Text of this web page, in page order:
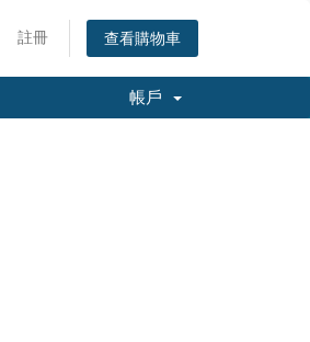
註冊 查看購物車
帳戶